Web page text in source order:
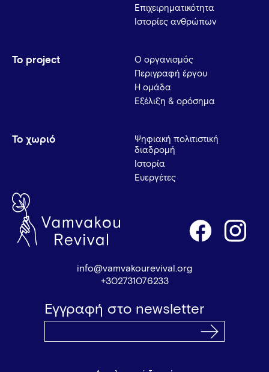
Επιχειρηματικότητα
Ιστορίες ανθρώπων
Το project
Ο οργανισμός
Περιγραφή έργου
Η ομάδα
Εξέλιξη & ορόσημα
Το χωριό
Ψηφιακή πολιτιστική
διαδρομή
Ιστορία
Ευεργέτες
info@vamvakourevival.org
+302731076233
Εγγραφή στο newsletter